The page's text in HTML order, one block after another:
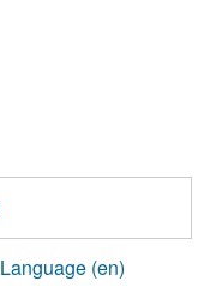
Language (en)